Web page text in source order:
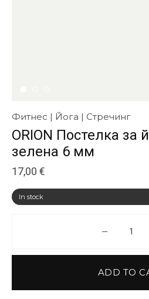
Фитнес | Йога | Стречинг
ORION Постелка за
зелена 6 мм
17,00 €
In stock
ADD TO